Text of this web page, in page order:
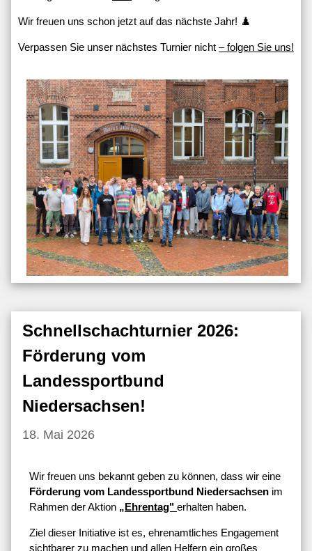
Wir freuen uns schon jetzt auf das nächste Jahr! ♟️
Verpassen Sie unser nächstes Turnier nicht – folgen Sie uns!
Schnellschachturnier 2026:
Förderung vom
Landessportbund
Niedersachsen!
18. Mai 2026
Wir freuen uns bekannt geben zu können, dass wir eine
Förderung vom Landessportbund Niedersachsen im
Rahmen der Aktion „Ehrentag" erhalten haben.
Ziel dieser Initiative ist es, ehrenamtliches Engagement
sichtbarer zu machen und allen Helfern ein großes